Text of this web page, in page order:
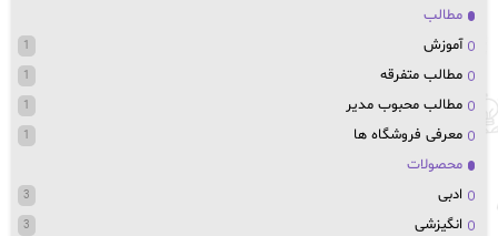
مطالب
آموزش
1
مطالب متفرقه 1
مطالب محبوب مدیر 1
معرفی فروشگاه ها 1
محصولات
ادبی
3
انگیزشی 3